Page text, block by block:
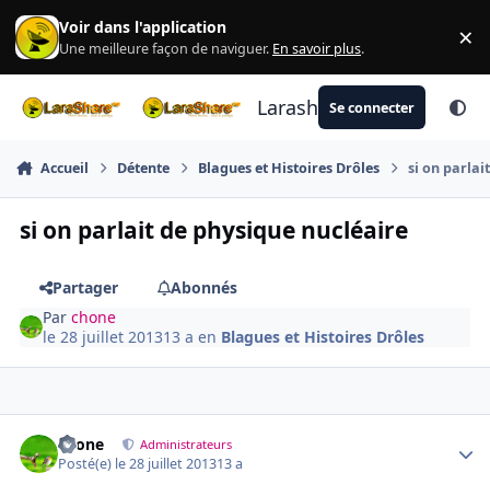
Aller au contenu
Voir dans l'application
Une meilleure façon de naviguer. En savoir plus. ×
LarashareSe connecter
Accueil Détente Blagues et Histoires Drôles si on
si on parlait de physique nucléaire
Partager
Abonnés
Parchone
le 28 juillet 201313 a en Blagues et Histoires Drôles
chone Administrateurs
Posté(e) le 28 juillet 201313 a